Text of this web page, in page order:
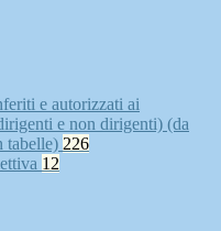
e autorizzati ai
e non dirigenti) (da
tabelle) 226
12